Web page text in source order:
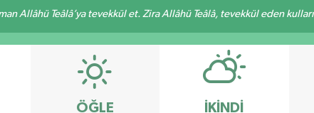
Allâhü Teâlâ’ya tevekkül et. Zira Allâhü Teâlâ, tevekkül eden
ÖĞLE İKINDI